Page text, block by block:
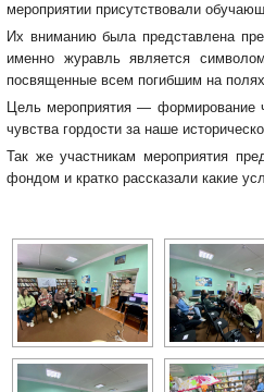
мероприятии присутствовали
Их вниманию была представлена
именно журавль является
посвященные всем погибшим на
Цель мероприятия — формирование
чувства гордости за наше
Так же участникам мероприятия
фондом и кратко рассказали какие